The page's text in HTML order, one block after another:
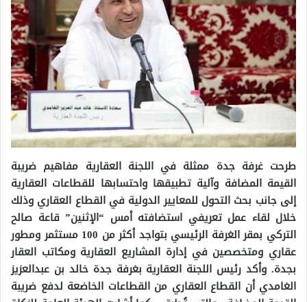
طرحت غرفة جدة ممثلة في اللجنة العقارية مفاهيم ضريبة
القيمة المضافة وآلية تطبيقها واحتسابها للقطاعات العقارية
إلى جانب بحث التحول للمعايير الدولية في القطاع العقاري وذلك
خلال لقاء عمل تعريفي استضافته أمس “الإثنين” قاعة صالح
التركي بمقر الغرفة الرئيسي بتواجد أكثر من 100 مستثمر ومطور
عقاري ومتخصصين في إدارة المشاريع العقارية ومكاتب العقار
بجدة. وأكد رئيس اللجنة العقارية بغرفة جدة خالد بن عبدالعزيز
الغامدي أن القطاع العقاري من القطاعات الخاضعة لدفع ضريبة